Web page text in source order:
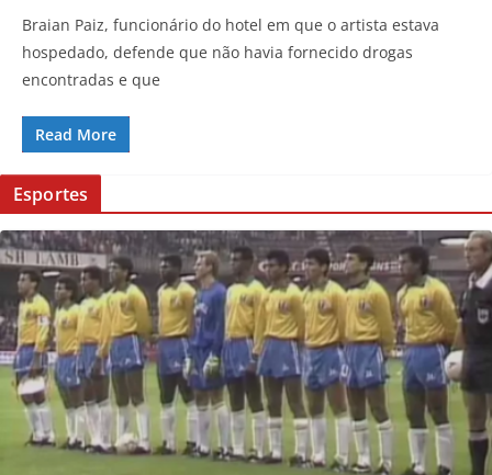
Braian Paiz, funcionário do hotel em que o artista estava
hospedado, defende que não havia fornecido drogas
encontradas e que
Read More
Esportes